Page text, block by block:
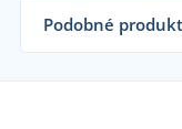
Podobné
Funkčné